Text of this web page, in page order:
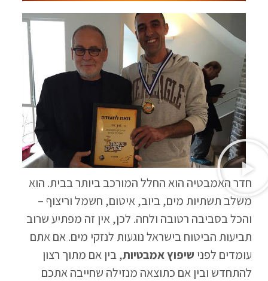
חדר האמבטיה הוא החלל המורכב ביותר בבית. הוא
משלב תשתיות מים, ביוב, איטום, חשמל וריצוף –
והכל בסביבה רטובה ולחה. לכן, אין זה מפתיע שרוב
תביעות הביטוח בישראל נוגעות לנזקי מים. אם אתם
עומדים לפני שיפוץ אמבטיות, בין אם מתוך רצון
להתחדש ובין אם כתוצאה מנזילה שחייבה אתכם